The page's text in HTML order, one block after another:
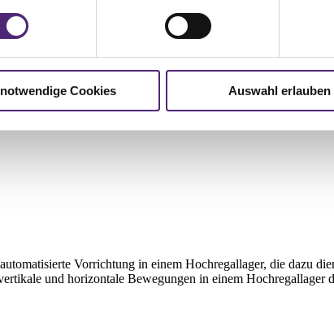
Cookies Auswahl erlauben
Vorrichtung in einem Hochregallager, die dazu
und horizontale Bewegungen in einem